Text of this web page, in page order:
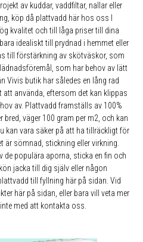
av kuddar, vaddfiltar, nallar eller
köp då plattvadd här hos oss I
kvalitet och till låga priser till dina
idealiskt till prydnad i hemmet eller
till förstärkning av skötväskor, som
som har behov av lätt
Vivis butik har således en lång rad
använda, eftersom det kan klippas
av. Plattvadd framställs av 100%
bred, väger 100 gram per m2, och kan
kan vara säker på att ha tillräckligt för
sömnad, stickning eller virkning.
de populära aporna, sticka en fin och
jacka till dig själv eller någon
till fyllning här på sidan. Vid
här på sidan, eller bara vill veta mer
med att kontakta oss.